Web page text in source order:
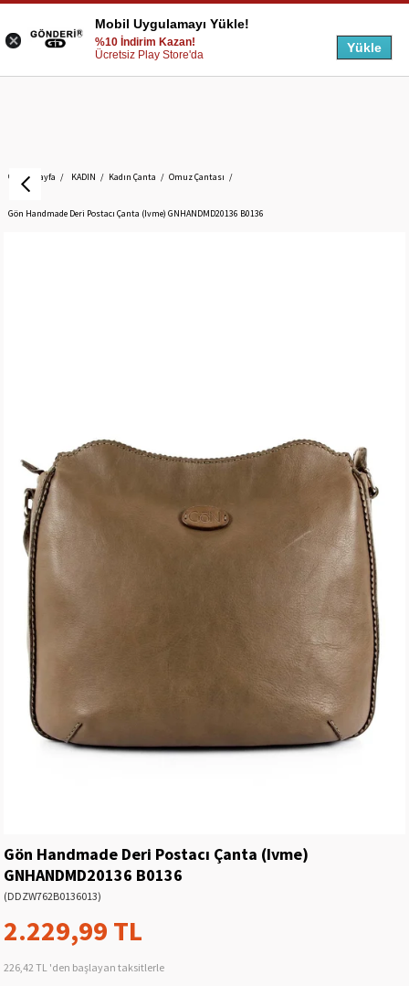
Anasayfa KADIN Kadın Çanta Omuz Çantası
Gön Handmade Deri Postacı Çanta (Ivme) GNHANDMD20136 B0136
Gön Handmade Deri Postacı Çanta (Ivme)
GNHANDMD20136 B0136
(DDZW762B0136013)
2.229,99 TL
226,42 TL 'den başlayan taksitlerle
Mobil Uygulamayı Yükle!
%10 İndirim Kazan!
Ücretsiz Play Store'da
Yükle